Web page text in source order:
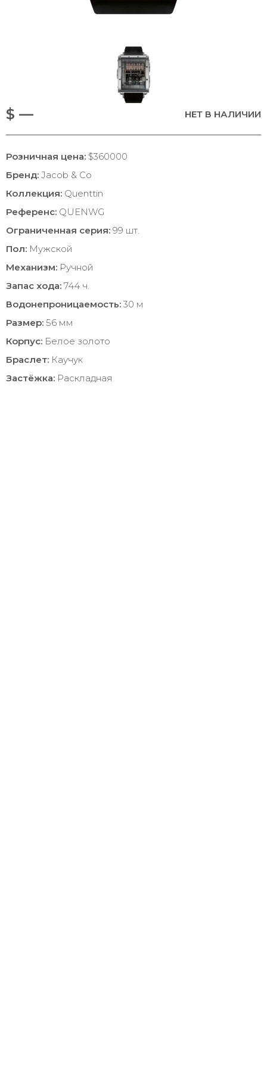
$ — НЕТ В НАЛИЧИИ
Розничная цена: $360000
Бренд: Jacob & Co
Коллекция: Quenttin
Референс: QUENWG
Ограниченная серия: 99 шт.
Пол: Мужской
Механизм: Ручной
Запас хода: 744 ч.
Водонепроницаемость: 30 м
Размер: 56 мм
Корпус: Белое золото
Браслет: Каучук
Застёжка: Раскладная